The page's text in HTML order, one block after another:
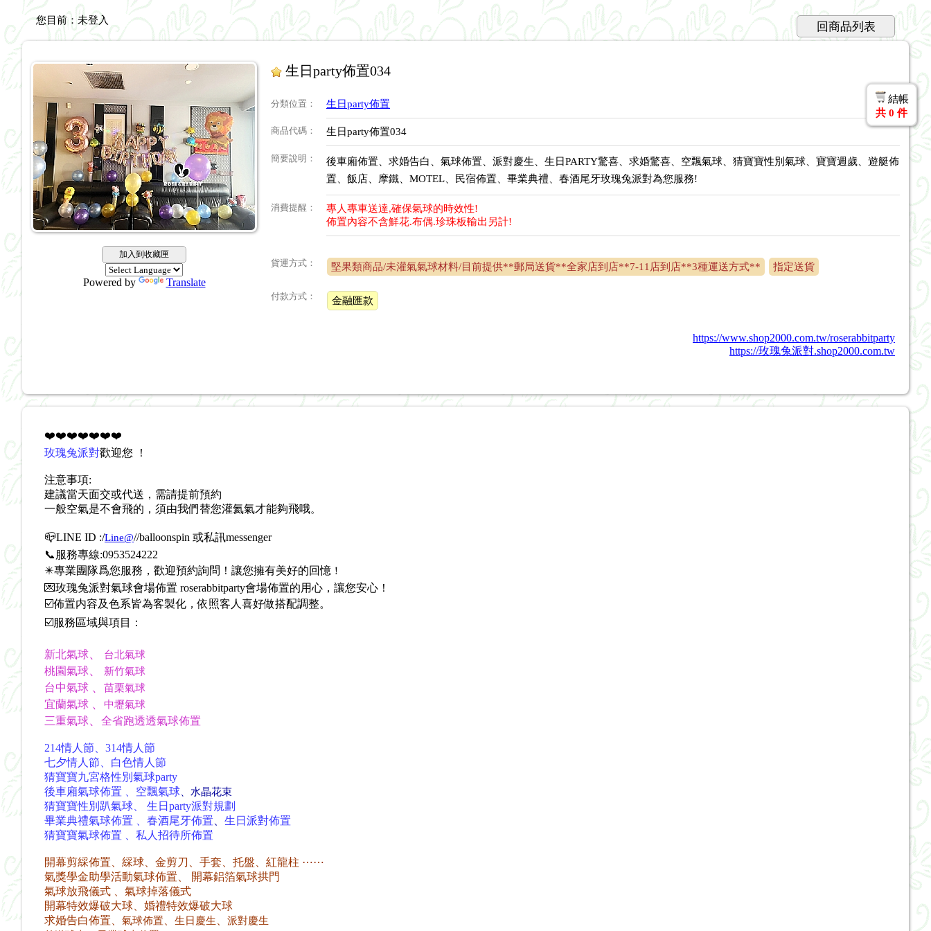
您目前： 未登入 回商品列表
加入到收藏匣
Powered by Translate
生日party佈置034
分類位置 ： 生日party佈置
商品代碼 ： 生日party佈置034
簡要說明 ：
後車廂佈置、求婚告白、氣球佈置、派對慶生、生日PARTY驚喜、求婚驚喜、空飄氣球、猜寶寶性別氣球、寶寶週歲、遊艇佈
置、飯店、摩鐵、MOTEL、民宿佈置、畢業典禮、春酒尾牙玫瑰兔派對為您服務!
消費提醒 ：
專人專車送達,確保氣球的時效性!
佈置內容不含鮮花.布偶.珍珠板輸出另計!
貨運方式： 堅果類商品/未灌氣氣球材料/目前提供**郵局送貨**全家店到店**7-11店到店**3種運送方式** 指定送貨
付款方式： 金融匯款
https://www.shop2000.com.tw/roserabbitparty
https://玫瑰兔派對.shop2000.com.tw
結帳
共 0 件
❤️❤️❤️❤️❤️❤️❤️
玫瑰兔派對歡迎您 ！
注意事項:
建議當天面交或代送，需請提前預約
一般空氣是不會飛的，須由我們替您灌氦氣才能夠飛哦。
📪LINE ID :/Line@//balloonspin 或私訊messenger
📞服務專線:0953524222
✴️專業團隊爲您服務，歡迎預約詢問！讓您擁有美好的回憶 ！
💌玫瑰兔派對氣球會場佈置 roserabbitparty會場佈置的用心，讓您安心！
☑️佈置内容及色系皆為客製化，依照客人喜好做搭配調整。
☑️服務區域與項目：
新北氣球、 台北氣球
桃園氣球、 新竹氣球
台中氣球 、 苗栗氣球
宜蘭氣球 、 中壢氣球
三重氣球、 全省跑透透氣球佈置
214情人節、314情人節
七夕情人節、白色情人節
猜寶寶九宮格性別氣球party
後車廂氣球佈置 、空飄氣球 、水晶花束
猜寶寶性別趴氣球、 生日party派對規劃
畢業典禮氣球佈置 、春酒尾牙佈置 生日派對佈置
猜寶寶氣球佈置 、私人招待所佈置
開幕剪綵佈置、綵球、金剪刀、手套、托盤、紅龍柱 ⋯⋯
氣獎學金助學活動氣球佈置、 開幕鋁箔氣球拱門
氣球放飛儀式 、氣球掉落儀式
開幕特效爆破大球、婚禮特效爆破大球
求婚告白佈置
氣球佈置 生日慶生
派對慶生